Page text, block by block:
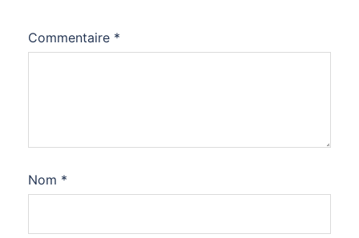
Commentaire *
Nom *